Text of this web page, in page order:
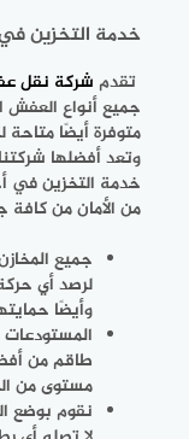
خدمة التخزين
تقدم شركة نقل
جميع أنواع العفش
متوفرة أيضًا
وتعد أفضلها
خدمة التخزين في
من الأمان من كافة
جميع
لرصد أي
وأيضًا
طاقم من
مستوى من
نقوم بوضع